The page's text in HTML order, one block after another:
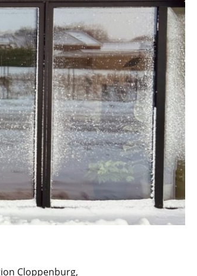
Cloppenburg,